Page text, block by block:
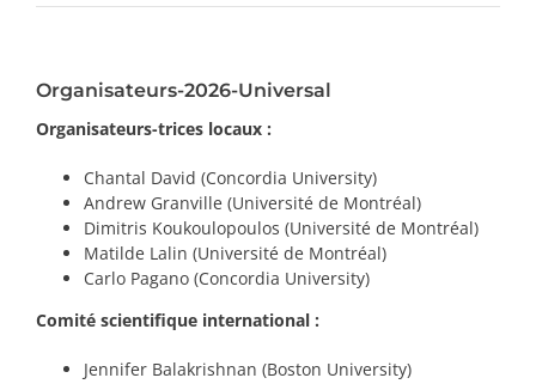
Recherche
Ressources
Contact
Abonnement à l’infolettre
Organisateurs-2026-Universal
Organisateurs-trices locaux :
Chantal David (Concordia University)
Andrew Granville (Université de Montréal)
Dimitris Koukoulopoulos (Université de Montréal)
Matilde Lalin (Université de Montréal)
Carlo Pagano (Concordia University)
Comité scientifique international :
Jennifer Balakrishnan (Boston University)